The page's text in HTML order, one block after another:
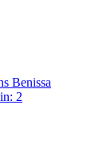
Benissa
2